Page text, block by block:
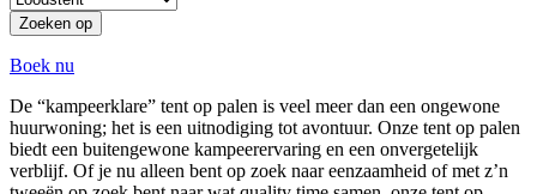
Zoeken op
Boek nu
De “kampeerklare” tent op palen is veel meer dan een ongewone
huurwoning; het is een uitnodiging tot avontuur. Onze tent op palen
biedt een buitengewone kampeerervaring en een onvergetelijk
verblijf. Of je nu alleen bent op zoek naar eenzaamheid of met z’n